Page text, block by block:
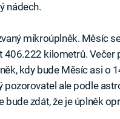
nádech.
mikroúplněk. Měsíc
406.222 kilometrů. Večer
kdy bude Měsíc asi o
pozorovatel ale podle
zdát, že je úplněk